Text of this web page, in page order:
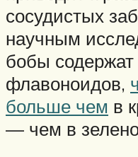
сосудистых
научным
бобы содержат
флавоноидов,
больше чем в
— чем в